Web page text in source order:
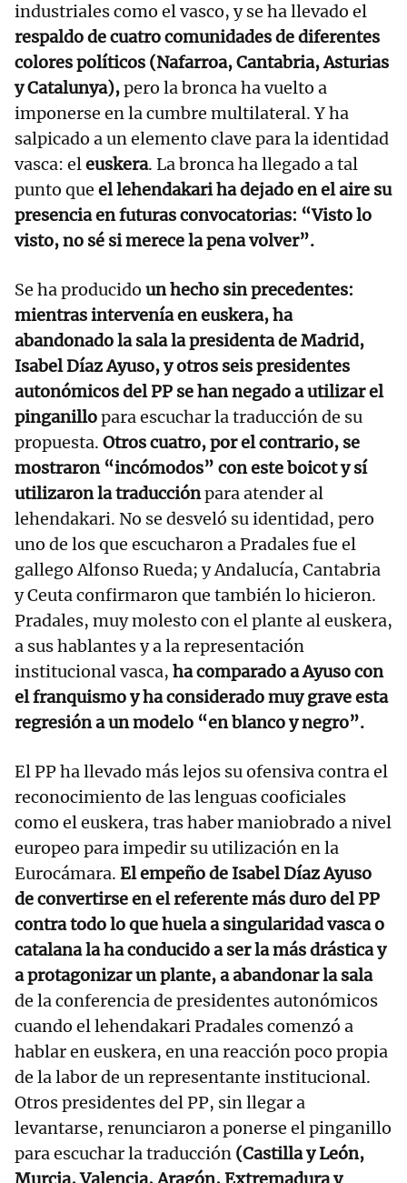
industriales como el vasco, y se ha llevado el
respaldo de cuatro comunidades de diferentes
colores políticos (Nafarroa, Cantabria, Asturias
y Catalunya),pero la bronca ha vuelto a
imponerse en la cumbre multilateral. Y ha
salpicado a un elemento clave para la identidad
vasca: eleuskera. La bronca ha llegado a tal
punto que el lehendakari ha dejado en el aire su
presencia en futuras convocatorias: “Visto lo
visto, no sé si merece la pena volver”.
Se ha producido un hecho sin precedentes:
mientras intervenía en euskera, ha
abandonado la sala la presidenta de Madrid,
Isabel Díaz Ayuso, y otros seis presidentes
autonómicos del PP se han negado a utilizar el
pinganillopara escuchar la traducción de su
propuesta. Otros cuatro, por el contrario, se
mostraron “incómodos” con este boicot y sí
utilizaron la traducciónpara atender al
lehendakari. No se desveló su identidad, pero
uno de los que escucharon a Pradales fue el
gallego Alfonso Rueda; y Andalucía, Cantabria
y Ceuta confirmaron que también lo hicieron.
Pradales, muy molesto con el plante al euskera,
a sus hablantes y a la representación
institucional vasca, ha comparado a Ayuso con
el franquismo y ha considerado muy grave esta
regresión a un modelo “en blanco y negro”.
El PP ha llevado más lejos su ofensiva contra el
reconocimiento de las lenguas cooficiales
como el euskera, tras haber maniobrado a nivel
europeo para impedir su utilización en la
Eurocámara. El empeño de Isabel Díaz Ayuso
de convertirse en el referente más duro del PP
contra todo lo que huela a singularidad vasca o
catalana la ha conducido a ser la más drástica y
a protagonizar un plante, a abandonar la sala
de la conferencia de presidentes autonómicos
cuando el lehendakari Pradales comenzó a
hablar en euskera, en una reacción poco propia
de la labor de un representante institucional.
Otros presidentes del PP, sin llegar a
levantarse, renunciaron a ponerse el pinganillo
para escuchar la traducción (Castilla y León,